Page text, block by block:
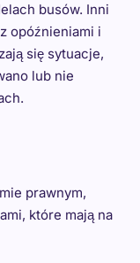
busów. Inni
opóźnieniami i
się sytuacje,
lub nie
prawnym,
które mają na